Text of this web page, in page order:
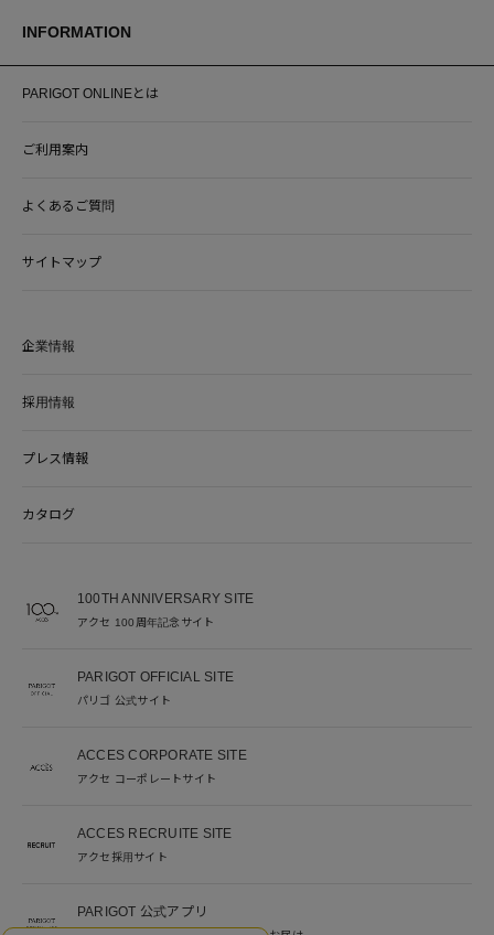
INFORMATION
PARIGOT ONLINEとは
ご利用案内
よくあるご質問
サイトマップ
企業情報
採用情報
プレス情報
カタログ
100TH ANNIVERSARY SITE
アクセ 100周年記念サイト
PARIGOT OFFICIAL SITE
パリゴ 公式サイト
ACCES CORPORATE SITE
アクセ コーポレートサイト
ACCES RECRUITE SITE
アクセ採用サイト
PARIGOT 公式アプリ